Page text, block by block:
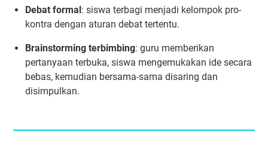
Debat formal: siswa terbagi menjadi kelompok pro-
kontra dengan aturan debat tertentu.
Brainstorming terbimbing: guru memberikan
pertanyaan terbuka, siswa mengemukakan ide secara
bebas, kemudian bersama-sama disaring dan
disimpulkan.